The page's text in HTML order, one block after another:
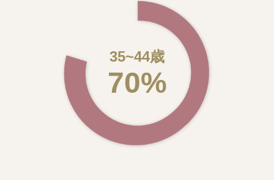
35~44歳
70%